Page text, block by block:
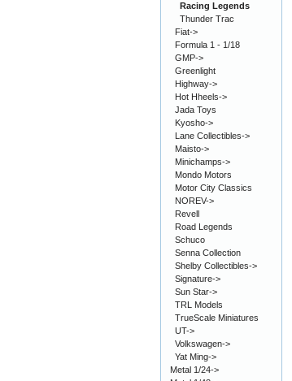
Racing Legends
Thunder Trac
Fiat->
Formula 1 - 1/18
GMP->
Greenlight
Highway->
Hot Hheels->
Jada Toys
Kyosho->
Lane Collectibles->
Maisto->
Minichamps->
Mondo Motors
Motor City Classics
NOREV->
Revell
Road Legends
Schuco
Senna Collection
Shelby Collectibles->
Signature->
Sun Star->
TRL Models
TrueScale Miniatures
UT->
Volkswagen->
Yat Ming->
Metal 1/24->